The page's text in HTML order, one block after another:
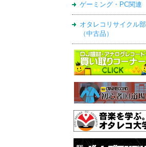
ゲーミング・PC関連
オタレコリサイクル部
（中古品）